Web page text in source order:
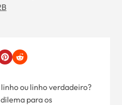
ou linho verdadeiro?
para os